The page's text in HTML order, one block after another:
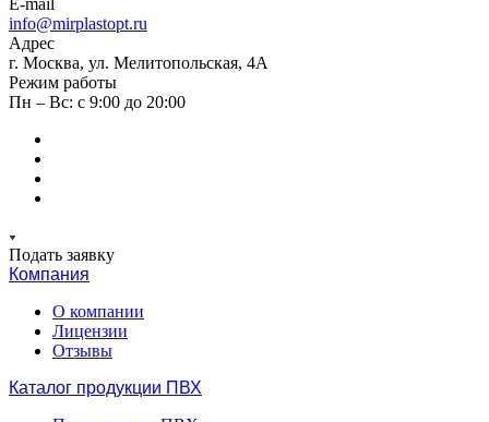
E-mail
info@mirplastopt.ru
Адрес
г. Москва, ул. Мелитопольская, 4А
Режим работы
Пн – Вс: с 9:00 до 20:00
Подать заявку
Компания
О компании
Лицензии
Отзывы
Каталог продукции ПВХ